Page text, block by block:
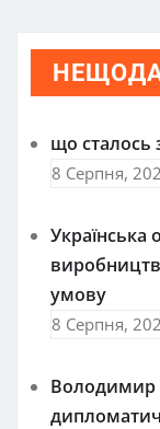
що сталось
8 Серпня,
умову
8 Серпня,
Володимир